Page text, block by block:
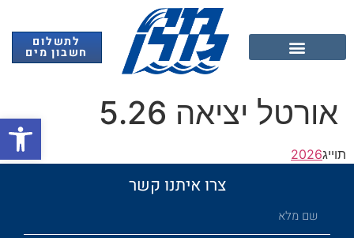
לתשלום
חשבון מים
אורטל יציאה 5.26
תוייג2026
צרו איתנו קשר